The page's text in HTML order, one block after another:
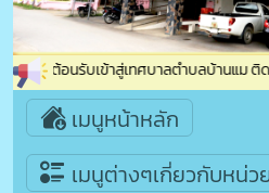
นดีต้อนรับเข้าสู่เทศบาลตำบลบ้านแม ติดต่อส
เมนูหน้าหลัก
เมนูต่างๆเกี่ยวกับหน่ว